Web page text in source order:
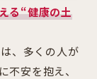
る“健康の土
、多くの人が
不安を抱え、